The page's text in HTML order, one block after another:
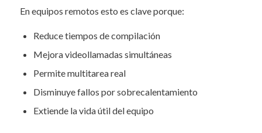
En equipos remotos esto es clave porque:
Reduce tiempos de compilación
Mejora videollamadas simultáneas
Permite multitarea real
Disminuye fallos por sobrecalentamiento
Extiende la vida útil del equipo